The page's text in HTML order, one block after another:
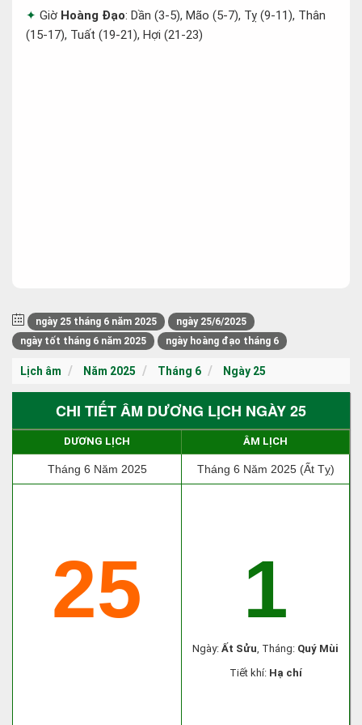
Giờ Hoàng Đạo: Dần (3-5), Mão (5-7), Tỵ (9-11), Thân
(15-17), Tuất (19-21), Hợi (21-23)
ngày 25 tháng 6 năm 2025
ngày 25/6/2025
ngày tốt tháng 6 năm 2025
ngày hoàng đạo tháng 6
Lịch âm Năm 2025 Tháng 6 Ngày 25
CHI TIẾT ÂM DƯƠNG LỊCH NGÀY 25
DƯƠNG LỊCH ÂM LỊCH
Tháng 6 Năm 2025 Tháng 6 Năm 2025 (Ất Tỵ)
25 1
Ngày: Ất Sửu, Tháng: Quý Mùi
Tiết khí: Hạ chí